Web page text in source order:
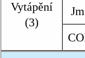
Vytápění
(3)